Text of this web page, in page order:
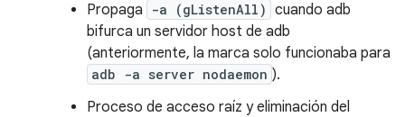
Propaga
-a (gListenAll) cuando adb
bifurca un servidor host de adb
(anteriormente, la marca solo funcionaba para
adb -a server nodaemon ).
Proceso de acceso raíz y eliminación del